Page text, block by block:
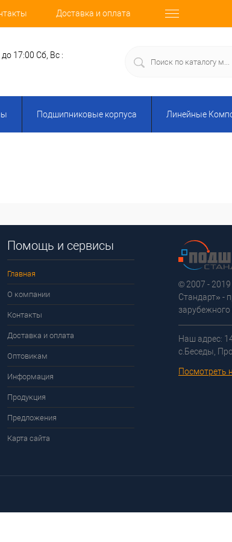
Доставка и оплата
17:00 Сб, Вс :
Подшипниковые корпуса Линейные
Помощь и сервисы
Главная
О компании
Контакты
Доставка и оплата
Оптовикам
Информация
Продукция
Предложения
Карта сайта
© 2007 -
Стандарт» -
Наш адрес:
с.Беседы,
Посмотреть